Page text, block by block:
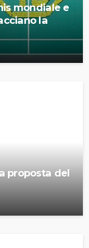
mondiale e
la
proposta del